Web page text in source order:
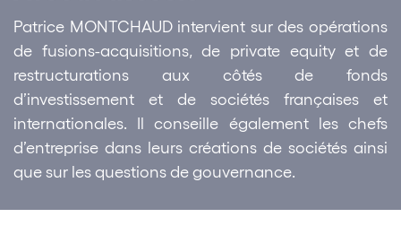
Patrice MONTCHAUD intervient sur des opérations
de fusions-acquisitions, de private equity et de
restructurations aux côtés de fonds
d’investissement et de sociétés françaises et
internationales. Il conseille également les chefs
d’entreprise dans leurs créations de sociétés ainsi
que sur les questions de gouvernance.